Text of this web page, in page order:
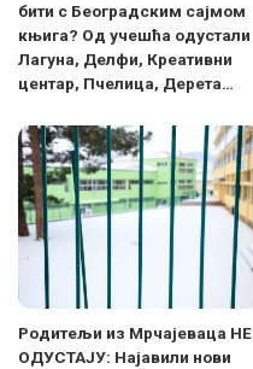
бити с Београдским сајмом
књига? Од учешћа одустали
Лагуна, Делфи, Креативни
центар, Пчелица, Дерета…
Родитељи из Мрчајеваца НЕ
ОДУСТАЈУ: Најавили нови